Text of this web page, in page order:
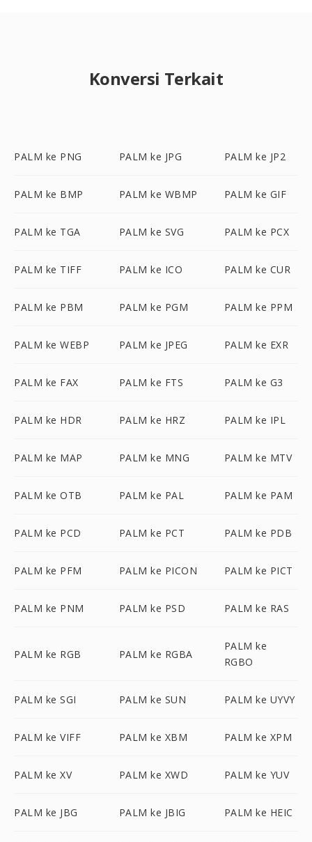
Konversi Terkait
PALM ke PNG PALM ke JPG PALM ke JP2
PALM ke BMP PALM ke WBMP PALM ke GIF
PALM ke TGA PALM ke SVG PALM ke PCX
PALM ke TIFF PALM ke ICO PALM ke CUR
PALM ke PBM PALM ke PGM PALM ke PPM
PALM ke WEBP PALM ke JPEG PALM ke EXR
PALM ke FAX PALM ke FTS PALM ke G3
PALM ke HDR PALM ke HRZ PALM ke IPL
PALM ke MAP PALM ke MNG PALM ke MTV
PALM ke OTB PALM ke PAL PALM ke PAM
PALM ke PCD PALM ke PCT PALM ke PDB
PALM ke PFM PALM ke PICON PALM ke PICT
PALM ke PNM PALM ke PSD PALM ke RAS
PALM ke RGB PALM ke RGBA
PALM ke
RGBO
PALM ke SGI PALM ke SUN PALM ke UYVY
PALM ke VIFF PALM ke XBM PALM ke XPM
PALM ke XV PALM ke XWD PALM ke YUV
PALM ke JBG PALM ke JBIG PALM ke HEIC